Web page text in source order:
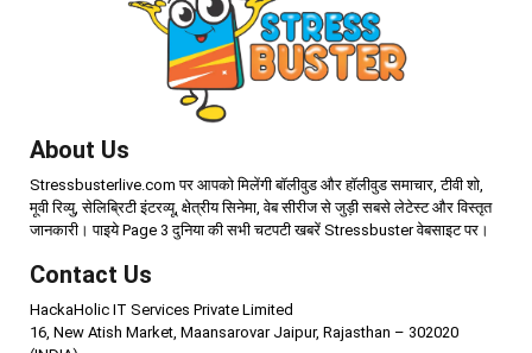
About Us
Stressbusterlive.com पर आपको मिलेंगी बॉलीवुड और हॉलीवुड समाचार, टीवी शो,
मूवी रिव्यु, सेलिब्रिटी इंटरव्यू, क्षेत्रीय सिनेमा, वेब सीरीज से जुड़ी सबसे लेटेस्ट और विस्तृत
जानकारी। पाइये Page 3 दुनिया की सभी चटपटी खबरें Stressbuster वेबसाइट पर।
Contact Us
HackaHolic IT Services Private Limited
16, New Atish Market, Maansarovar Jaipur, Rajasthan – 302020